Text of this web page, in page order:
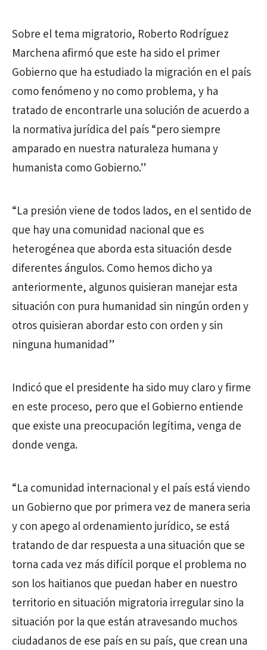
Sobre el tema migratorio, Roberto Rodríguez
Marchena afirmó que este ha sido el primer
Gobierno que ha estudiado la migración en el país
como fenómeno y no como problema, y ha
tratado de encontrarle una solución de acuerdo a
la normativa jurídica del país “pero siempre
amparado en nuestra naturaleza humana y
humanista como Gobierno.”
“La presión viene de todos lados, en el sentido de
que hay una comunidad nacional que es
heterogénea que aborda esta situación desde
diferentes ángulos. Como hemos dicho ya
anteriormente, algunos quisieran manejar esta
situación con pura humanidad sin ningún orden y
otros quisieran abordar esto con orden y sin
ninguna humanidad”
Indicó que el presidente ha sido muy claro y firme
en este proceso, pero que el Gobierno entiende
que existe una preocupación legítima, venga de
donde venga.
“La comunidad internacional y el país está viendo
un Gobierno que por primera vez de manera seria
y con apego al ordenamiento jurídico, se está
tratando de dar respuesta a una situación que se
torna cada vez más difícil porque el problema no
son los haitianos que puedan haber en nuestro
territorio en situación migratoria irregular sino la
situación por la que están atravesando muchos
ciudadanos de ese país en su país, que crean una